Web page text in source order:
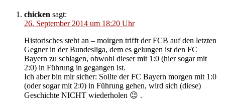
chicken sagt:
26. September 2014 um 18:20 Uhr
Historisches steht an – moirgen trifft der FCB auf den letzten
Gegner in der Bundesliga, dem es gelungen ist den FC
Bayern zu schlagen, obwohl dieser mit 1:0 (hier sogar mit
2:0) in Führung in gegangen ist.
Ich aber bin mir sicher: Sollte der FC Bayern morgen mit 1:0
(oder sogar mit 2:0) in Führung gehen, wird sich (diese)
Geschichte NICHT wiederholen 😉 .